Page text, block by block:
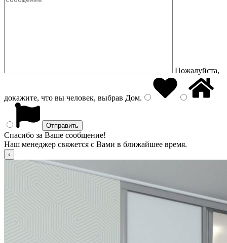
Пожалуйста,
докажите, что вы человек, выбрав Дом.
Спасибо за Ваше сообщение!
Наш менеджер свяжется с Вами в ближайшее время.